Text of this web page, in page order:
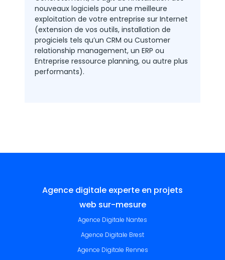
nouveaux logiciels pour une meilleure
exploitation de votre entreprise sur Internet
(extension de vos outils, installation de
progiciels tels qu’un CRM ou Customer
relationship management, un ERP ou
Entreprise ressource planning, ou autre plus
performants).
Agence digitale experte en projets
web sur-mesure
Agence Digitale Nantes
Agence Digitale Brest
Agence Digitale Rennes